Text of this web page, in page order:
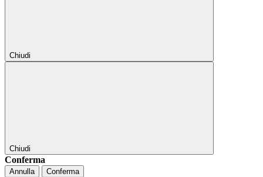
Chiudi
Chiudi
Conferma
Annulla Conferma